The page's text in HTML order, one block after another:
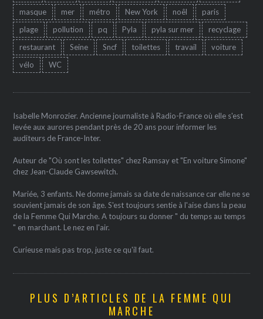
masque
mer métro New York noêl
paris
plage
pollution pq Pyla pyla sur mer
recyclage
restaurant
Seine Sncf toilettes travail
voiture
vélo
WC
Isabelle Monrozier. Ancienne journaliste à Radio-France où elle s'est
levée aux aurores pendant près de 20 ans pour informer les
auditeurs de France-Inter.
Auteur de "Où sont les toilettes" chez Ramsay et "En voiture Simone"
chez Jean-Claude Gawsewitch.
Mariée, 3 enfants. Ne donne jamais sa date de naissance car elle ne se
souvient jamais de son âge. S'est toujours sentie à l'aise dans la peau
de la Femme Qui Marche. A toujours su donner " du temps au temps
" en marchant. Le nez en l'air.
Curieuse mais pas trop, juste ce qu'il faut.
PLUS D’ARTICLES DE LA FEMME QUI
MARCHE